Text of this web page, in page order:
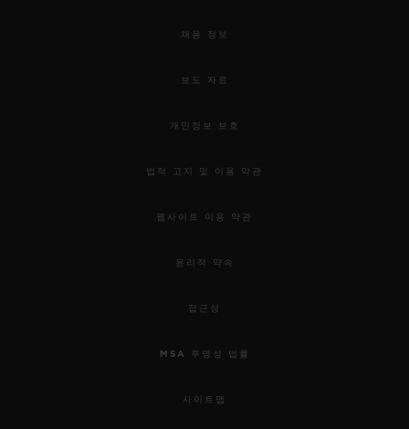
채용 정보
보도 자료
개인정보 보호
법적 고지 및 이용 약관
웹사이트 이용 약관
윤리적 약속
접근성
MSA 투명성 법률
사이트맵